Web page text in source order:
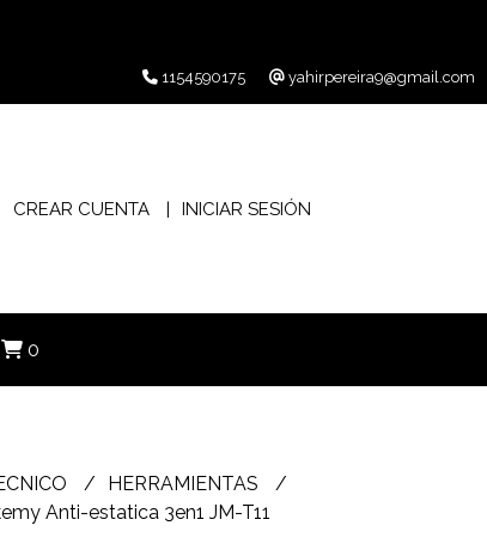
1154590175 yahirpereira9@gmail.com
CREAR CUENTA INICIAR SESIÓN
0
HERRAMIENTAS
Anti-estatica 3en1 JM-T11